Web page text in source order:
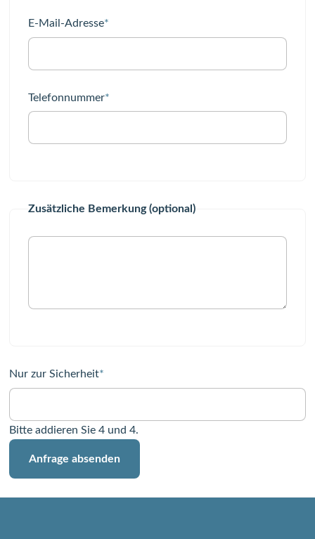
Pflichtfeld
E-Mail-Adresse*
Pflichtfeld
Telefonnummer*
Zusätzliche Bemerkung (optional)
Pflichtfeld
Nur zur Sicherheit*
Bitte addieren Sie 4 und 4.
Anfrage absenden